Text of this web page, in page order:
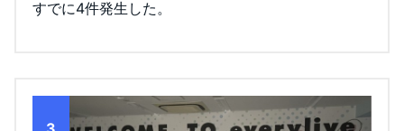
すでに4件発生した。